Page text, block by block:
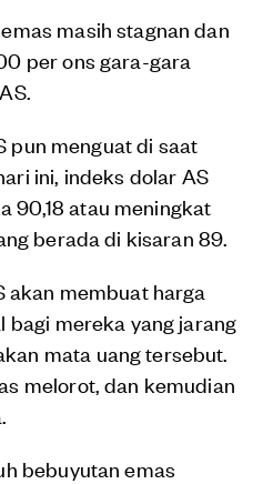
masih stagnan dan
per ons gara-gara
pun menguat di saat
ini, indeks dolar AS
90,18 atau meningkat
berada di kisaran 89.
akan membuat harga
bagi mereka yang jarang
mata uang tersebut.
melorot, dan kemudian
bebuyutan emas